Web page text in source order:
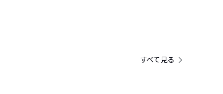
すべて見る